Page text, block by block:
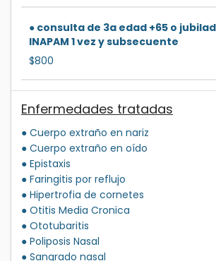
● consulta de 3a edad +65 o
INAPAM 1 vez y subsecuente
$800
Enfermedades tratadas
● Cuerpo extraño en nariz
● Cuerpo extraño en oído
● Epistaxis
● Faringitis por reflujo
● Hipertrofia de cornetes
● Otitis Media Cronica
● Ototubaritis
● Poliposis Nasal
● Sangrado nasal